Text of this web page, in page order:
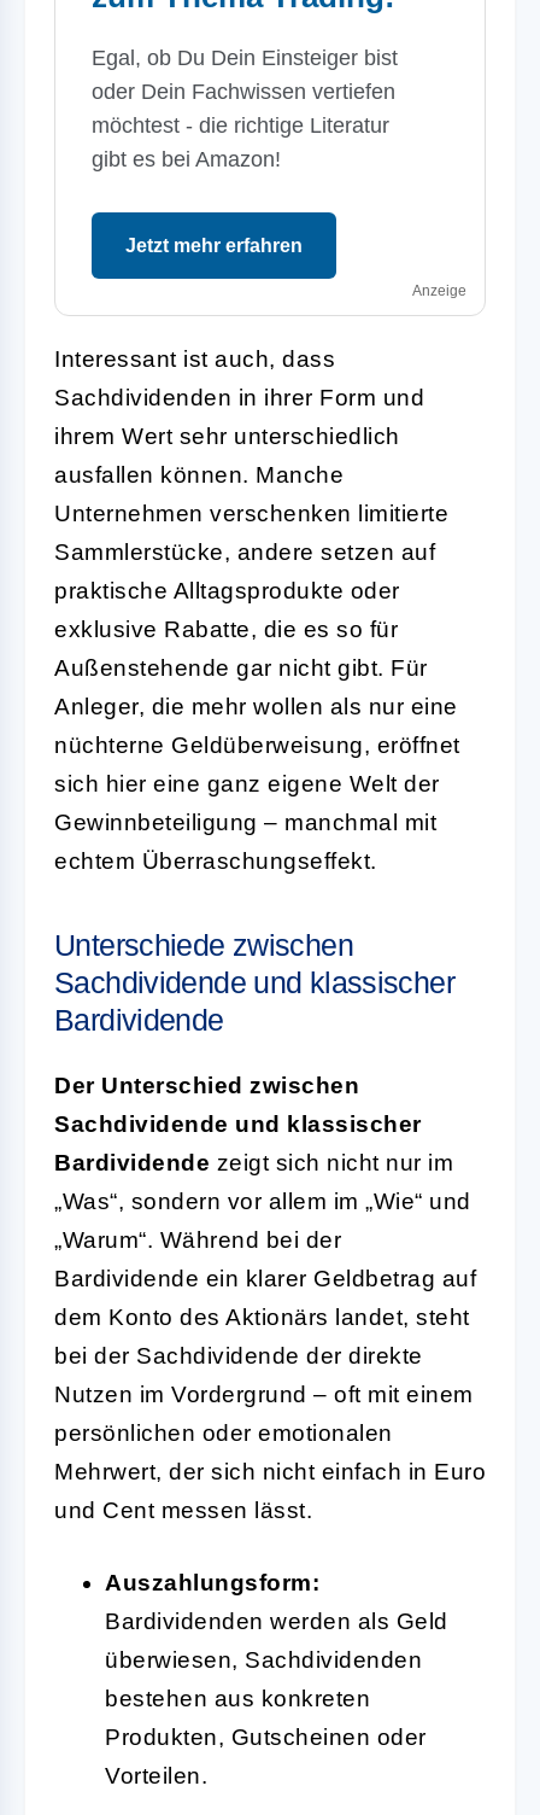
Egal, ob Du Dein Einsteiger bist
oder Dein Fachwissen vertiefen
möchtest - die richtige Literatur
gibt es bei Amazon!
Jetzt mehr erfahren
Anzeige
Interessant ist auch, dass
Sachdividenden in ihrer Form und
ihrem Wert sehr unterschiedlich
ausfallen können. Manche
Unternehmen verschenken limitierte
Sammlerstücke, andere setzen auf
praktische Alltagsprodukte oder
exklusive Rabatte, die es so für
Außenstehende gar nicht gibt. Für
Anleger, die mehr wollen als nur eine
nüchterne Geldüberweisung, eröffnet
sich hier eine ganz eigene Welt der
Gewinnbeteiligung – manchmal mit
echtem Überraschungseffekt.
Unterschiede zwischen
Sachdividende und klassischer
Bardividende
Der Unterschied zwischen
Sachdividende und klassischer
Bardividende zeigt sich nicht nur im
„Was“, sondern vor allem im „Wie“ und
„Warum“. Während bei der
Bardividende ein klarer Geldbetrag auf
dem Konto des Aktionärs landet, steht
bei der Sachdividende der direkte
Nutzen im Vordergrund – oft mit einem
persönlichen oder emotionalen
Mehrwert, der sich nicht einfach in Euro
und Cent messen lässt.
Auszahlungsform:
Bardividenden werden als Geld
überwiesen, Sachdividenden
bestehen aus konkreten
Produkten, Gutscheinen oder
Vorteilen.